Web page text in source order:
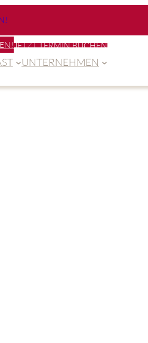
JETZT TERMIN BUCHEN
UNTERNEHMEN